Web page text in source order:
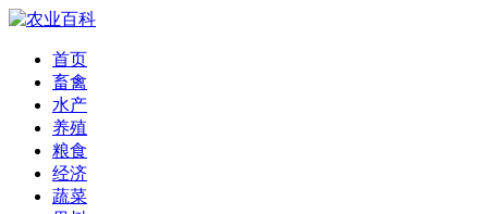
首页
畜禽
水产
养殖
粮食
经济
蔬菜